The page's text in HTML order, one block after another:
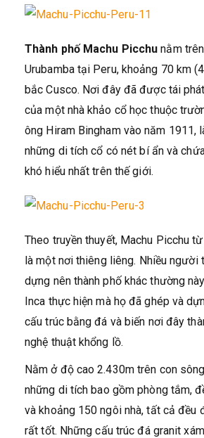
Thành phố Machu Picchu nằm
Urubamba tại Peru, khoảng 70 km
bắc Cusco. Nơi đây đã được tái
của một nhà khảo cổ học thuộc
ông Hiram Bingham vào năm 1911,
những di tích cổ có nét bí ẩn và
khó hiểu nhất trên thế giới.
Theo truyền thuyết, Machu Picchu
là một nơi thiêng liêng. Nhiều người
dựng nên thành phố khác thường
Inca thực hiện mà họ đã ghép và
cấu trúc bằng đá và biến nơi đây
nghệ thuật khổng lồ.
Nằm ở độ cao 2.430m trên con
những di tích bao gồm phòng tắm,
và khoảng 150 ngôi nhà, tất cả đều
rất tốt. Những cấu trúc đá granit